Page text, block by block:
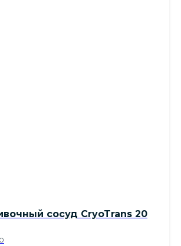
сосуд CryoTrans 20